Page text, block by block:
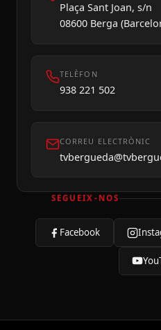
Plaça Sant Joan, s/n
08600 Berga
TELÈFON
938 221 502
CORREU ELECTRÒNIC
SEGUEIX-NOS
Facebook